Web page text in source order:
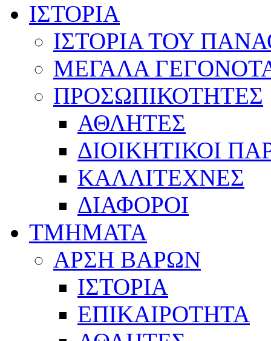
ΙΣΤΟΡΙΑ
ΙΣΤΟΡΙΑ ΤΟΥ
ΜΕΓΑΛΑ
ΠΡΟΣΩΠΙΚΟΤΗΤΕΣ
ΑΘΛΗΤΕΣ
ΔΙΟΙΚΗΤΙΚΟΙ
ΚΑΛΛΙΤΕΧΝΕΣ
ΔΙΑΦΟΡΟΙ
ΤΜΗΜΑΤΑ
ΑΡΣΗ ΒΑΡΩΝ
ΙΣΤΟΡΙΑ
ΕΠΙΚΑΙΡΟΤΗΤΑ